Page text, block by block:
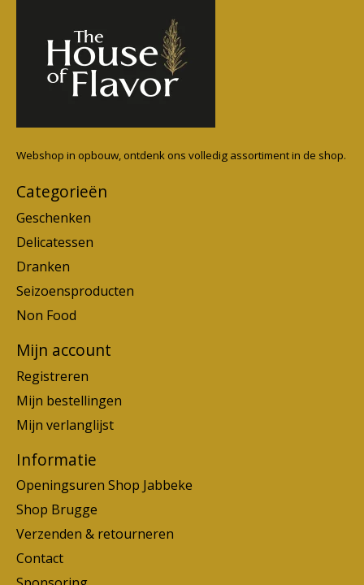
Webshop in opbouw, ontdenk ons volledig assortiment in de shop.
Categorieën
Geschenken
Delicatessen
Dranken
Seizoensproducten
Non Food
Mijn account
Registreren
Mijn bestellingen
Mijn verlanglijst
Informatie
Openingsuren Shop Jabbeke
Shop Brugge
Verzenden & retourneren
Contact